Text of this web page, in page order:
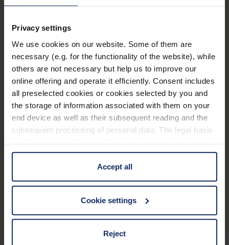
Privacy settings
We use cookies on our website. Some of them are
necessary (e.g. for the functionality of the website), while
others are not necessary but help us to improve our
online offering and operate it efficiently. Consent includes
all preselected cookies or cookies selected by you and
the storage of information associated with them on your
end device as well as their subsequent reading and the
subsequent processing of personal data. The legal basis
information is Art. 25 para. 1 TDDDG and with regard to
the processing of personal data Art. 6 para. 1 lit. a
GDPR. We also use cookies from third-party providers.
cases, the consent in these cases the transfer of data to
third countries, in particular to the U.S.A.
Accept all
Cookie settings
Reject
Varianten
Name
Artikelnummer
Systemträger
16934916
Systemträger
16935116
Systemträger
16935218
Produktübersicht